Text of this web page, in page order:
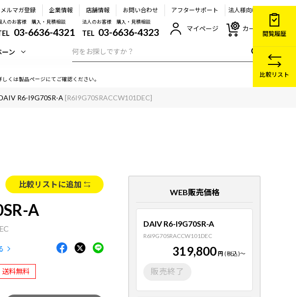
メルマガ登録 企業情報 店舗情報 お問い合わせ アフターサポート 法人様向け
人のお客様 購入・見積相談
03-6636-4321
法人のお客様 購入・見積相談
TEL 03-6636-4323 マイページ カート
ン
くは製品ページにてご確認ください。
R6-I9G70SR-A [R6I9G70SRACCW101DEC]
比較リストに追加
A
送料無料
WEB販売価格
DAIV R6-I9G70SR-A
R6I9G70SRACCW101DEC
319,800 円 (税込)～
販売終了
閲覧履歴
比較リスト